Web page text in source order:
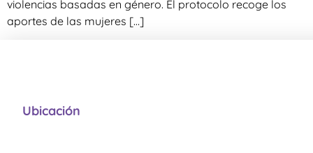
violencias basadas en género. El protocolo recoge los
aportes de las mujeres […]
Ubicación